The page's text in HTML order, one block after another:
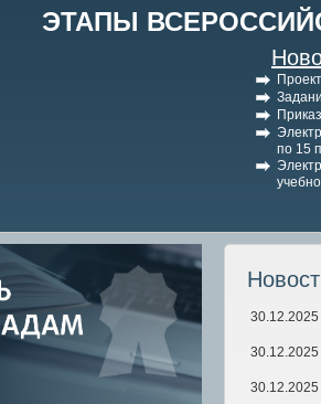
ЭТАПЫ
по 15
30.12.2025
30.12.2025
30.12.2025